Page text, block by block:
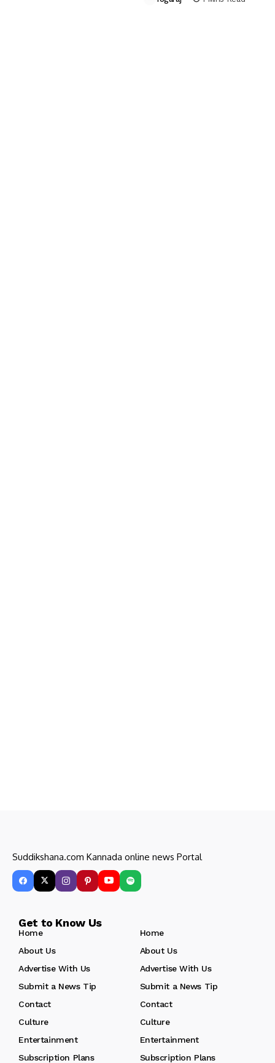
Suddikshana.com Kannada online news Portal
Get to Know Us
Home
Home
About Us
About Us
Advertise With Us
Advertise With Us
Submit a News Tip
Submit a News Tip
Contact
Contact
Culture
Culture
Entertainment
Entertainment
Subscription Plans
Subscription Plans